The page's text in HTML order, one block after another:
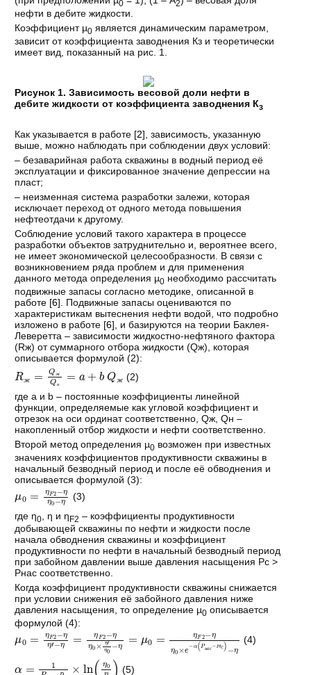
0 2
нефти в дебите жидкости.
Коэффициент µ0 является динамическим параметром,
зависит от коэффициента заводнения Кз и теоретически
имеет вид, показанный на рис. 1.
Рисунок 1. Зависимость весовой доли нефти в
дебите жидкости от коэффициента заводнения Кз
Как указывается в работе [2], зависимость, указанную
выше, можно наблюдать при соблюдении двух условий:
– безаварийная работа скважины в водный период её
эксплуатации и фиксированное значение депрессии на
пласт;
– неизменная система разработки залежи, которая
исключает переход от одного метода повышения
нефтеотдачи к другому.
Соблюдение условий такого характера в процессе
разработки объектов затруднительно и, вероятнее всего,
не имеет экономической целесообразности. В связи с
возникновением ряда проблем и для применения
данного метода определения µ0 необходимо рассчитать
подвижные запасы согласно методике, описанной в
работе [6]. Подвижные запасы оцениваются по
характеристикам вытеснения нефти водой, что подробно
изложено в работе [6], и базируются на теории Баклея-
Леверетта – зависимости жидкостно-нефтяного фактора
(Rж) от суммарного отбора жидкости (Qж), которая
описывается формулой (2):
ж
Rж жQ b Qж
(2)
где а и b – постоянные коэффициенты линейной
функции, определяемые как угловой коэффициент и
отрезок на оси ординат соответственно, Qж, Qн –
накопленный отбор жидкости и нефти соответственно.
Второй метод определения µ0 возможен при известных
значениях коэффициентов продуктивности скважины в
начальный безводный период и после её обводнения и
описывается формулой (3):
F2-
(3)
где ƞ0 , ƞ и ƞF2 – коэффициенты продуктивности
добывающей скважины по нефти и жидкости после
начала обводнения скважины и коэффициент
продуктивности по нефти в начальный безводный период
при забойном давлении выше давления насыщения Pс >
Рнас соответственно.
Когда коэффициент продуктивности скважины снижается
при условии снижения её забойного давления ниже
давления насыщения, то определение µ0 описывается
формулой (4):
на с
F2-ηη ηF2-η =ηF2
e-α(P Р'c)- (4)
а × lnη 0η (5)